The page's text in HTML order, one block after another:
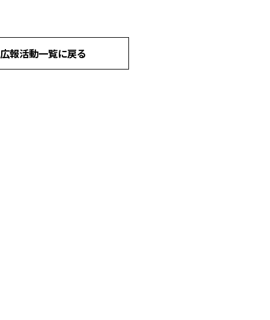
広報活動一覧に戻る